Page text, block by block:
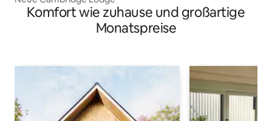
Komfort wie zuhause und großartige
Monatspreise